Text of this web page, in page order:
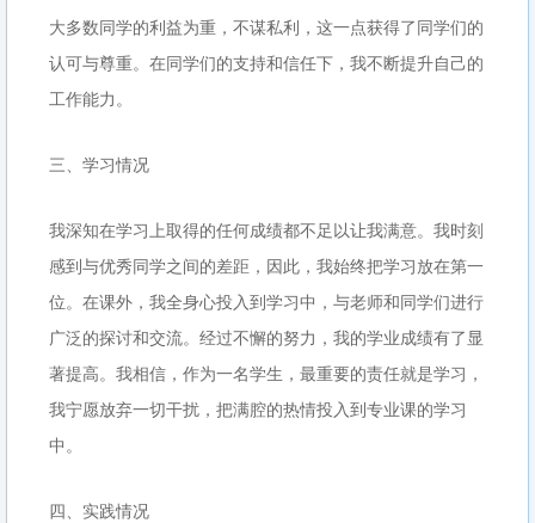
大多数同学的利益为重，不谋私利，这一点获得了同学们的
认可与尊重。在同学们的支持和信任下，我不断提升自己的
工作能力。
三、学习情况
我深知在学习上取得的任何成绩都不足以让我满意。我时刻
感到与优秀同学之间的差距，因此，我始终把学习放在第一
位。在课外，我全身心投入到学习中，与老师和同学们进行
广泛的探讨和交流。经过不懈的努力，我的学业成绩有了显
著提高。我相信，作为一名学生，最重要的责任就是学习，
我宁愿放弃一切干扰，把满腔的热情投入到专业课的学习
中。
四、实践情况